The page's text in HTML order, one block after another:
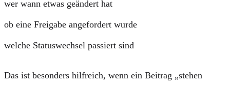
wer wann etwas geändert hat
ob eine Freigabe angefordert wurde
welche Statuswechsel passiert sind
Das ist besonders hilfreich, wenn ein Beitrag „stehen